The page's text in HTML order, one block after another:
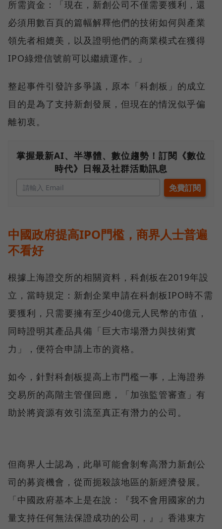
所需資金：「現在，新創公司不僅需要獲利，還
必須用數百頁的篇幅解釋他們的技術如何與產業
領先者相媲美，以及證明他們的商業模式在獲得
IPO綠燈信號前可以繼續運作。」
整起事件引發許多爭議，原本「科創板」的成立
目的是為了支持新創發展，但現在的情況似乎偏
離初衷。
掌握最新AI、半導體、數位趨勢！訂閱《數位
時代》日報及社群活動訊息
中國政府提高IPO門檻，商界人士普遍
不看好
根據上海證交所的相關資料，科創板在2019年設
立，當時規定：新創企業申請在科創板IPO時不需
要獲利，只需要擁有至少40億元人民幣的市值，
同時證明其產品具備「巨大市場潛力與技術實
力」，便符合申請上市的資格。
如今，針對科創板提高上市門檻一事，上海證券
交易所的高階主管僅回應，「加強監管審查」有
助於將資源有效引流至真正有潛力的公司。
但商界人士認為，此舉可能會剝奪高潛力新創公
司的募資機會，從而扼殺該地區的新經濟發展。
「中國政府基本上是在說：『我不會用國家的力
量支持任何無法保證成功的公司，』」香港東方